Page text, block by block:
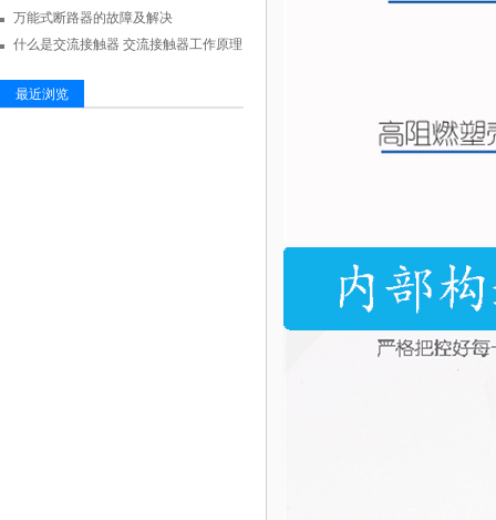
万能式断路器的故障及解决
什么是交流接触器 交流接触器工作原理
最近浏览